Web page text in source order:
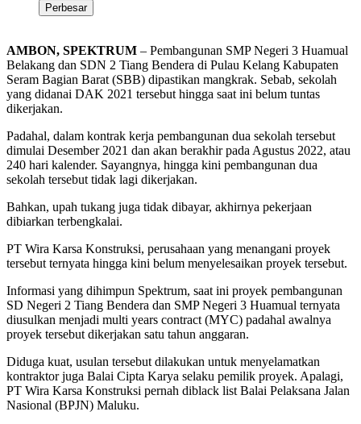
Perbesar
AMBON, SPEKTRUM – Pembangunan SMP Negeri 3 Huamual
Belakang dan SDN 2 Tiang Bendera di Pulau Kelang Kabupaten
Seram Bagian Barat (SBB) dipastikan mangkrak. Sebab, sekolah
yang didanai DAK 2021 tersebut hingga saat ini belum tuntas
dikerjakan.
Padahal, dalam kontrak kerja pembangunan dua sekolah tersebut
dimulai Desember 2021 dan akan berakhir pada Agustus 2022, atau
240 hari kalender. Sayangnya, hingga kini pembangunan dua
sekolah tersebut tidak lagi dikerjakan.
Bahkan, upah tukang juga tidak dibayar, akhirnya pekerjaan
dibiarkan terbengkalai.
PT Wira Karsa Konstruksi, perusahaan yang menangani proyek
tersebut ternyata hingga kini belum menyelesaikan proyek tersebut.
Informasi yang dihimpun Spektrum, saat ini proyek pembangunan
SD Negeri 2 Tiang Bendera dan SMP Negeri 3 Huamual ternyata
diusulkan menjadi multi years contract (MYC) padahal awalnya
proyek tersebut dikerjakan satu tahun anggaran.
Diduga kuat, usulan tersebut dilakukan untuk menyelamatkan
kontraktor juga Balai Cipta Karya selaku pemilik proyek. Apalagi,
PT Wira Karsa Konstruksi pernah diblack list Balai Pelaksana Jalan
Nasional (BPJN) Maluku.